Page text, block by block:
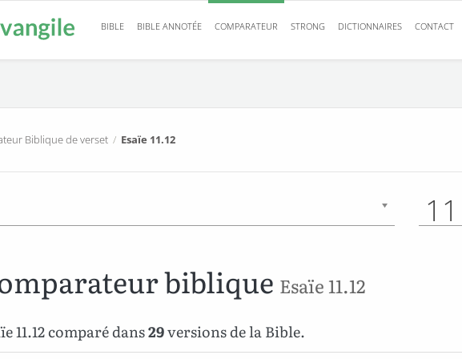
BIBLE BIBLE ANNOTÉE COMPARATEUR STRONG DICTIONNAIRES CONTACT
Biblique de verset / Esaïe 11.12
11
biblique Esaïe 11.12
11.12 comparé dans29versions de la Bible.